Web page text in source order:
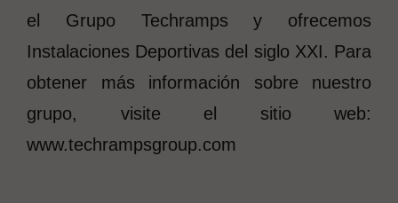
el Grupo Techramps y ofrecemos
Instalaciones Deportivas del siglo XXI. Para
obtener más información sobre nuestro
grupo, visite el sitio web:
www.techrampsgroup.com